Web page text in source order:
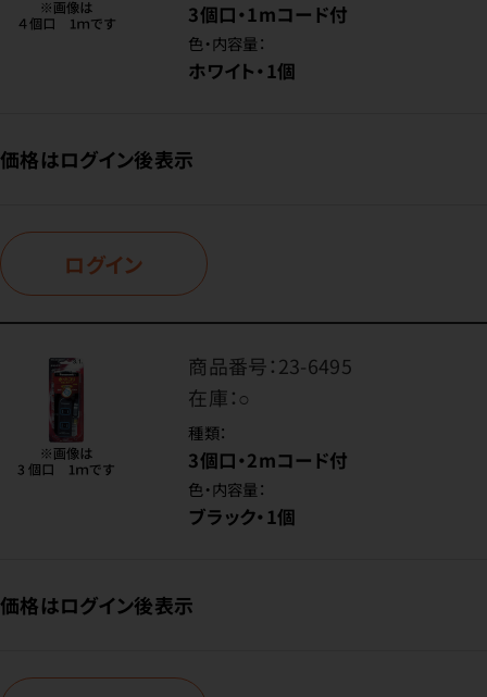
3個口・1mコード付
色・内容量：
ホワイト・1個
価格はログイン後表示
ログイン
商品番号：23-6495
在庫：○
種類：
3個口・2mコード付
色・内容量：
ブラック・1個
価格はログイン後表示